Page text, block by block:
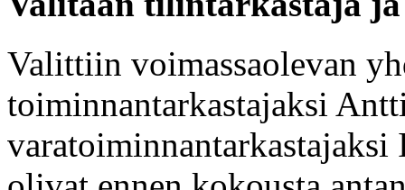
Valittiin voimassaolevan
toiminnantarkastajaksi